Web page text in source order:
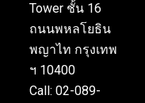
Tower ชั้น 16
ถนนพหลโยธิน
พญาไท กรุงเทพ
ฯ 10400
Call: 02-089-